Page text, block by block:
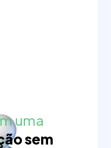
uma
sem